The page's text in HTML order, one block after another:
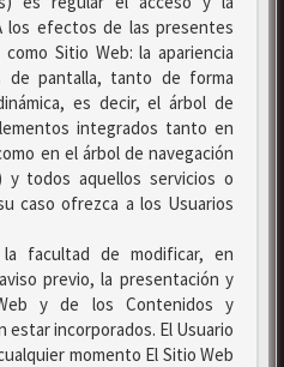
los efectos de las presentes
Sitio Web: la apariencia
pantalla, tanto de forma
es decir, el árbol de
integrados tanto en
en el árbol de navegación
y todos aquellos servicios o
caso ofrezca a los Usuarios
facultad de modificar, en
previo, la presentación y
y de los Contenidos y
estar incorporados. El Usuario
momento El Sitio Web